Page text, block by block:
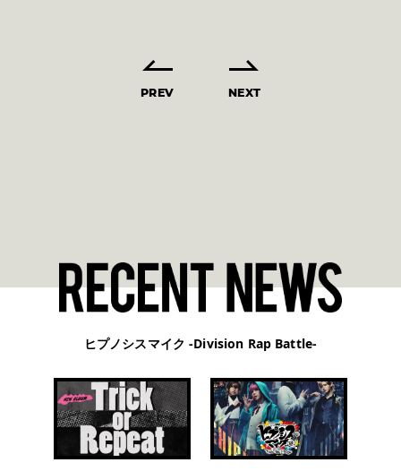
PREV NEXT
ヒプノシスマイク -Division Rap Battle-